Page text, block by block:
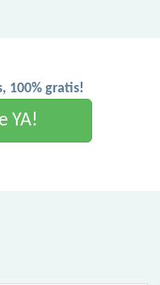
100% gratis!
YA!